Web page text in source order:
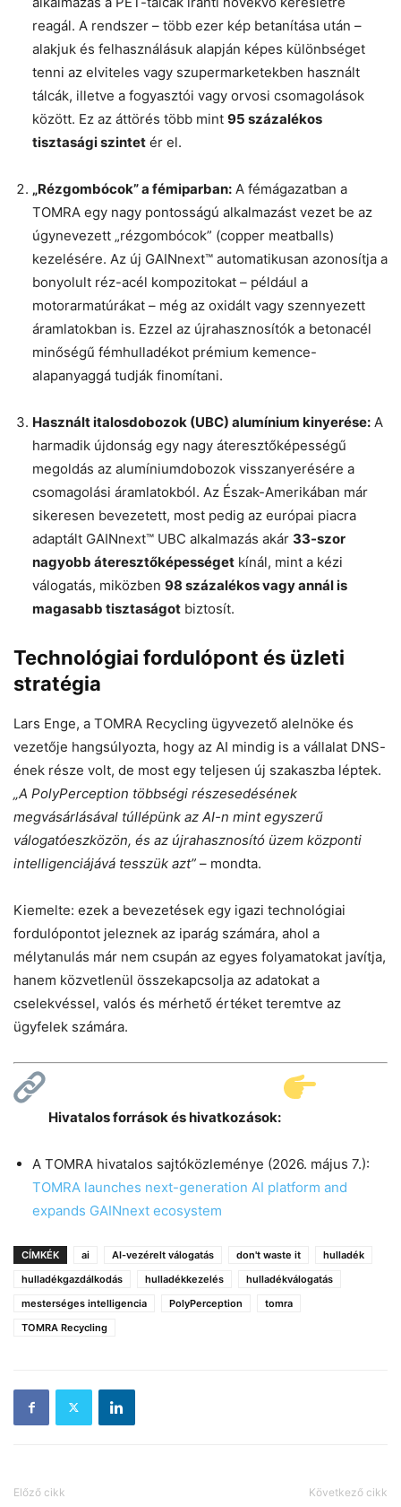
reagál. A rendszer – több ezer kép betanítása után –
alakjuk és felhasználásuk alapján képes különbséget
tenni az elviteles vagy szupermarketekben használt
tálcák, illetve a fogyasztói vagy orvosi csomagolások
között. Ez az áttörés több mint 95 százalékos
tisztasági szintet ér el.
„Rézgombócok” a fémiparban: A fémágazatban a
TOMRA egy nagy pontosságú alkalmazást vezet be az
úgynevezett „rézgombócok” (copper meatballs)
kezelésére. Az új GAINnext™ automatikusan azonosítja a
bonyolult réz-acél kompozitokat – például a
motorarmatúrákat – még az oxidált vagy szennyezett
áramlatokban is. Ezzel az újrahasznosítók a betonacél
minőségű fémhulladékot prémium kemence-
alapanyaggá tudják finomítani.
Használt italosdobozok (UBC) alumínium kinyerése: A
harmadik újdonság egy nagy áteresztőképességű
megoldás az alumíniumdobozok visszanyerésére a
csomagolási áramlatokból. Az Észak-Amerikában már
sikeresen bevezetett, most pedig az európai piacra
adaptált GAINnext™ UBC alkalmazás akár 33-szor
nagyobb áteresztőképességet kínál, mint a kézi
válogatás, miközben 98 százalékos vagy annál is
magasabb tisztaságot biztosít.
Technológiai fordulópont és üzleti
stratégia
Lars Enge, a TOMRA Recycling ügyvezető alelnöke és
vezetője hangsúlyozta, hogy az AI mindig is a vállalat DNS-
ének része volt, de most egy teljesen új szakaszba léptek.
„A PolyPerception többségi részesedésének
megvásárlásával túllépünk az AI-n mint egyszerű
válogatóeszközön, és az újrahasznosító üzem központi
intelligenciájává tesszük azt” – mondta.
Kiemelte: ezek a bevezetések egy igazi technológiai
fordulópontot jeleznek az iparág számára, ahol a
mélytanulás már nem csupán az egyes folyamatokat javítja,
hanem közvetlenül összekapcsolja az adatokat a
cselekvéssel, valós és mérhető értéket teremtve az
ügyfelek számára.
Hivatalos források és hivatkozások:
A TOMRA hivatalos sajtóközleménye (2026. május 7.):
TOMRA launches next-generation AI platform and
expands GAINnext ecosystem
CÍMKÉK ai AI-vezérelt válogatás don't waste it
hulladék
hulladékgazdálkodás
hulladékkezelés
hulladékválogatás
mesterséges intelligencia
PolyPerception
tomra
TOMRA Recycling
Előző cikk Következő cikk